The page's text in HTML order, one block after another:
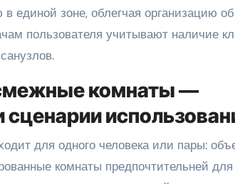
единой зоне, облегчая организацию
пользователя учитывают наличие
комнаты —
для одного человека или пары:
комнаты предпочтительней